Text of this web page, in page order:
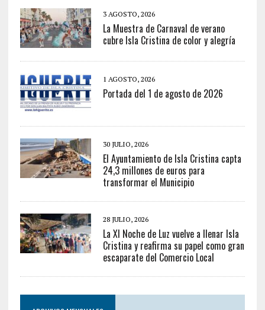
3 AGOSTO, 2026
La Muestra de Carnaval de verano
cubre Isla Cristina de color y alegría
1 AGOSTO, 2026
Portada del 1 de agosto de 2026
30 JULIO, 2026
El Ayuntamiento de Isla Cristina capta
24,3 millones de euros para
transformar el Municipio
28 JULIO, 2026
La XI Noche de Luz vuelve a llenar Isla
Cristina y reafirma su papel como gran
escaparate del Comercio Local